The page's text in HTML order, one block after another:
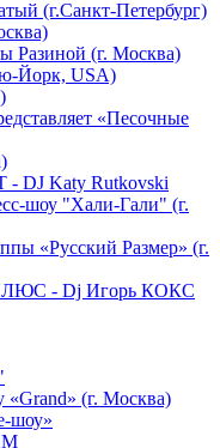
(г.Санкт-Петербург)
Разиной (г. Москва)
Йорк, USA)
«Песочные
DJ Katy Rutkovski
шоу "Хали-Гали" (г.
«Русский Размер» (г.
- Dj Игорь КОКС
«Grand» (г. Москва)
шоу»